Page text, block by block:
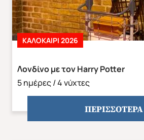
Αποδέχομαι τους
Λονδίνο με τον Harry Potter
5 ημέρες / 4 νύχτες
ΚΑΛΟΚΑΊΡΙ 2026
ΠΕΡΙΣΣΟΤΕΡΑ